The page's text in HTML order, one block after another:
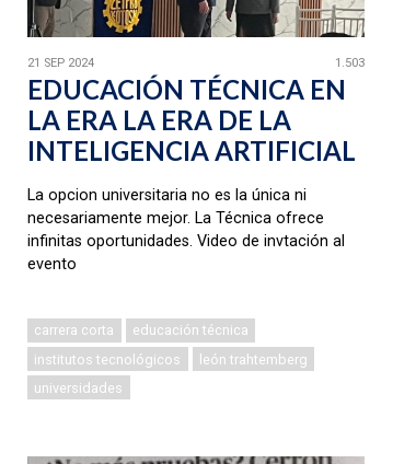
21 SEP 2024 1.503
EDUCACIÓN TÉCNICA EN
LA ERA LA ERA DE LA
INTELIGENCIA ARTIFICIAL
La opcion universitaria no es la única ni
necesariamente mejor. La Técnica ofrece
infinitas oportunidades. Video de invtación al
evento
carrera corta
educación técnica
institutos tecnológicos
león trahtemberg
universidades